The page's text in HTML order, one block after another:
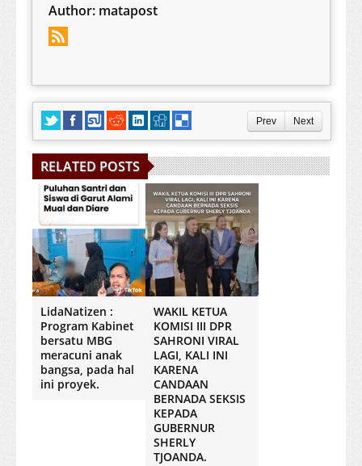
Author: matapost
Prev Next
RELATED POSTS
LidaNatizen :
Program Kabinet
bersatu MBG
meracuni anak
bangsa, pada hal
ini proyek.
WAKIL KETUA
KOMISI III DPR
SAHRONI VIRAL
LAGI, KALI INI
KARENA
CANDAAN
BERNADA SEKSIS
KEPADA
GUBERNUR
SHERLY
TJOANDA.